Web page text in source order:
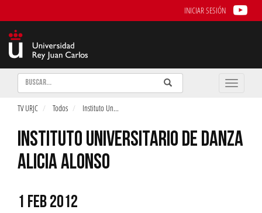
INICIAR SESIÓN
Buscar Enviar
Buscar
Toggle
TV URJC Todos Instituto Un...
INSTITUTO UNIVERSITARIO DE DANZA
ALICIA ALONSO
1 FEB 2012